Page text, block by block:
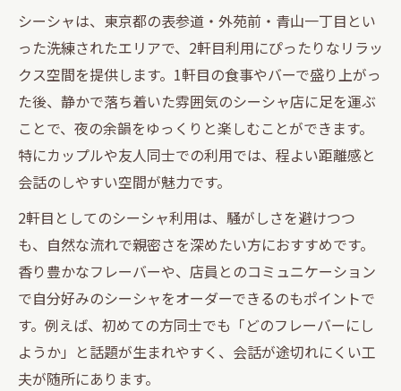
シーシャは、東京都の表参道・外苑前・青山一丁目とい
った洗練されたエリアで、2軒目利用にぴったりなリラッ
クス空間を提供します。1軒目の食事やバーで盛り上がっ
た後、静かで落ち着いた雰囲気のシーシャ店に足を運ぶ
ことで、夜の余韻をゆっくりと楽しむことができます。
特にカップルや友人同士での利用では、程よい距離感と
会話のしやすい空間が魅力です。
2軒目としてのシーシャ利用は、騒がしさを避けつつ
も、自然な流れで親密さを深めたい方におすすめです。
香り豊かなフレーバーや、店員とのコミュニケーション
で自分好みのシーシャをオーダーできるのもポイントで
す。例えば、初めての方同士でも「どのフレーバーにし
ようか」と話題が生まれやすく、会話が途切れにくい工
夫が随所にあります。